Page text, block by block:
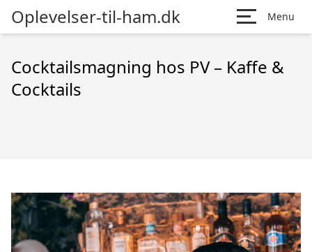
Oplevelser-til-ham.dk Menu
Cocktailsmagning hos PV – Kaffe &
Cocktails